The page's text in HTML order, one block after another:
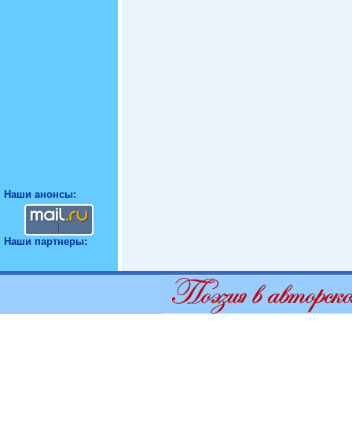
Наши анонсы:
Наши партнеры: